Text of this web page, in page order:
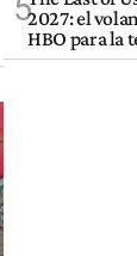
52027: el
HBO para la